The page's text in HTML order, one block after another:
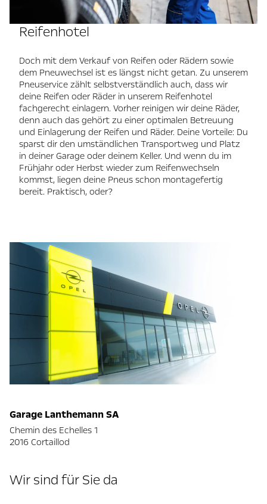
Reifenhotel
Doch mit dem Verkauf von Reifen oder Rädern sowie
dem Pneuwechsel ist es längst nicht getan. Zu unserem
Pneuservice zählt selbstverständlich auch, dass wir
deine Reifen oder Räder in unserem Reifenhotel
fachgerecht einlagern. Vorher reinigen wir deine Räder,
denn auch das gehört zu einer optimalen Betreuung
und Einlagerung der Reifen und Räder. Deine Vorteile: Du
sparst dir den umständlichen Transportweg und Platz
in deiner Garage oder deinem Keller. Und wenn du im
Frühjahr oder Herbst wieder zum Reifenwechseln
kommst, liegen deine Pneus schon montagefertig
bereit. Praktisch, oder?
Garage Lanthemann SA
Chemin des Echelles 1
2016 Cortaillod
Wir sind für Sie da